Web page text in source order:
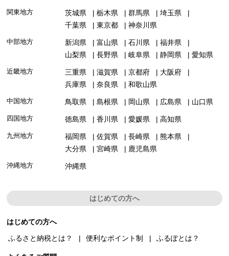
関東地方 茨城県 栃木県 群馬県
埼玉県
千葉県
東京都 神奈川県
中部地方 新潟県 富山県 石川県
福井県
山梨県
長野県 岐阜県 静岡県 愛知県
近畿地方 三重県 滋賀県 京都府
大阪府
兵庫県
奈良県 和歌山県
中国地方 鳥取県 島根県 岡山県 広島県 山口県
四国地方 徳島県 香川県 愛媛県 高知県
九州地方 福岡県 佐賀県 長崎県
熊本県
大分県
宮崎県 鹿児島県
沖縄地方 沖縄県
はじめての方へ
はじめての方へ
ふるさと納税とは？
便利なポイント制 ふるぽとは？